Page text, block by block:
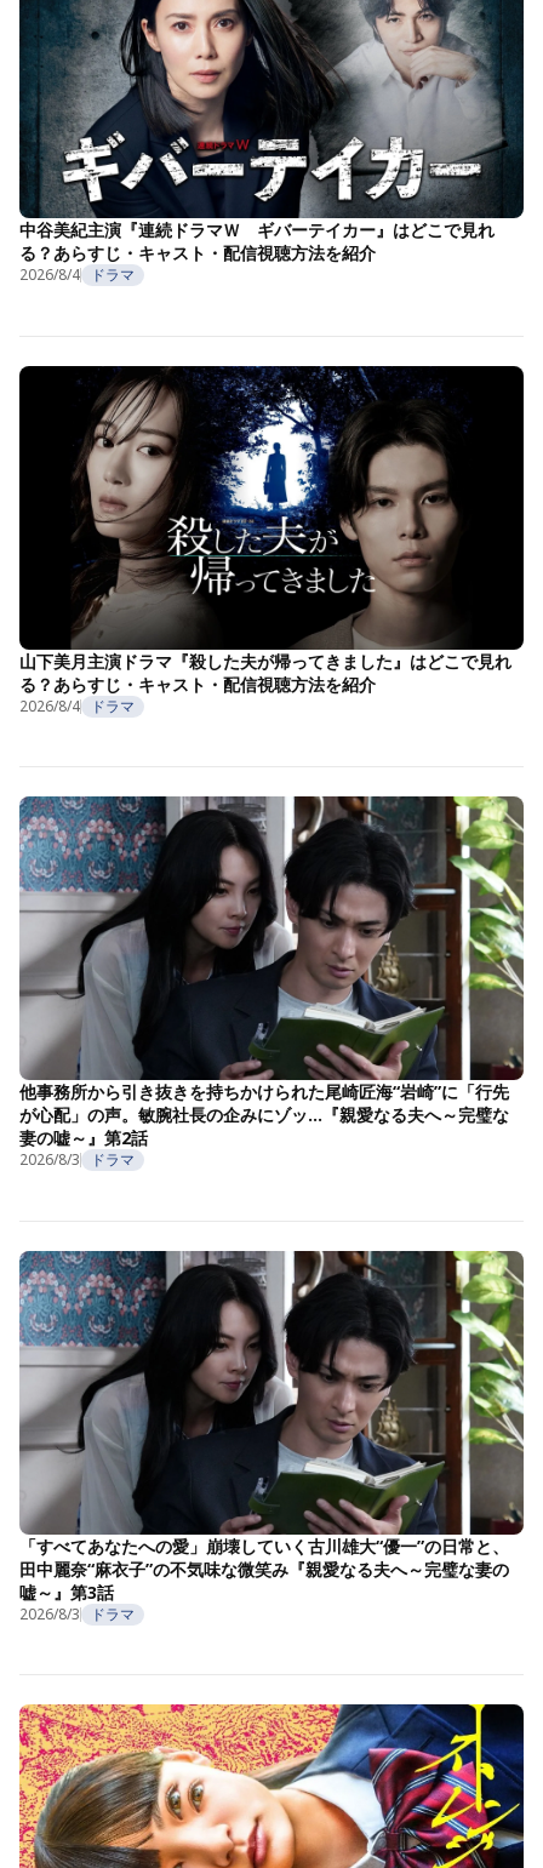
中谷美紀主演『連続ドラマＷ ギバーテイカー』はどこで見れ
る？あらすじ・キャスト・配信視聴方法を紹介
2026/8/4 ドラマ
山下美月主演ドラマ『殺した夫が帰ってきました』はどこで見れ
る？あらすじ・キャスト・配信視聴方法を紹介
2026/8/4 ドラマ
他事務所から引き抜きを持ちかけられた尾崎匠海“岩崎”に「行先
が心配」の声。敏腕社長の企みにゾッ…『親愛なる夫へ～完璧な
妻の嘘～』第2話
2026/8/3 ドラマ
「すべてあなたへの愛」崩壊していく古川雄大“優一”の日常と、
田中麗奈“麻衣子”の不気味な微笑み『親愛なる夫へ～完璧な妻の
嘘～』第3話
2026/8/3 ドラマ